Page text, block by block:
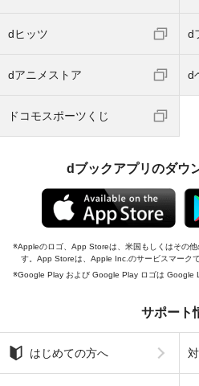
dヒッツ d
dアニメストア d
ドコモスポーツくじ
dブックアプリのダウ
Appleのロゴ、App Storeは、米国もしくはその
す。App Storeは、Apple Inc.のサービスマークで
Google Play および Google Play ロゴは Google
サポート
はじめての方へ